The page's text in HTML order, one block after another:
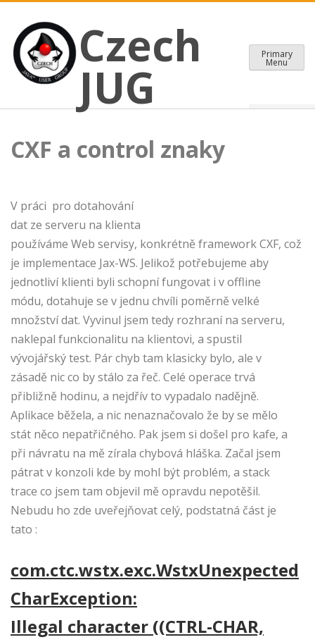
content
Czech JUG
CZECH JAVA USER GROUP
Czech
JUG
Primary
Menu
CXF a control znaky
V práci pro dotahování
dat ze serveru na klienta
používáme Web servisy, konkrétně framework CXF, což
je implementace Jax-WS. Jelikož potřebujeme aby
jednotliví klienti byli schopní fungovat i v offline
módu, dotahuje se v jednu chvíli poměrně velké
množství dat. Vyvinul jsem tedy rozhraní na serveru,
naklepal funkcionalitu na klientovi, a spustil
vývojářský test. Pár chyb tam klasicky bylo, ale v
zásadě nic co by stálo za řeč. Celé operace trvá
přibližně hodinu, a nejdřív to vypadalo nadějně.
Aplikace běžela, a nic nenaznačovalo že by se mělo
stát něco nepatřičného. Pak jsem si došel pro kafe, a
při návratu na mě zírala chybová hláška. Začal jsem
pátrat v konzoli kde by mohl být problém, a stack
trace co jsem tam objevil mě opravdu nepotěšil.
Nebudu ho zde uveřejňovat celý, podstatná část je
tato :
com.ctc.wstx.exc.WstxUnexpected
CharException:
Illegal character ((CTRL-CHAR,